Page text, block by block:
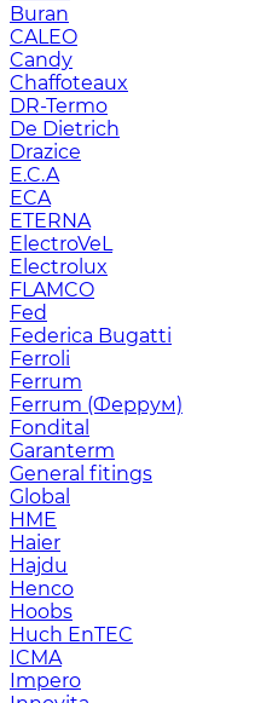
Buran
CALEO
Candy
Chaffoteaux
DR-Termo
De Dietrich
Drazice
E.C.A
ECA
ETERNA
ElectroVeL
Electrolux
FLAMCO
Fed
Federica Bugatti
Ferroli
Ferrum
Ferrum (Феррум)
Fondital
Garanterm
General fitings
Global
HME
Haier
Hajdu
Henco
Hoobs
Huch EnTEC
ICMA
Impero